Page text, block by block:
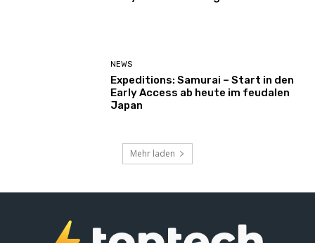
NEWS
Expeditions: Samurai – Start in den
Early Access ab heute im feudalen
Japan
Mehr laden